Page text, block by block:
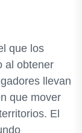
que los
al obtener
llevan
que mover
El